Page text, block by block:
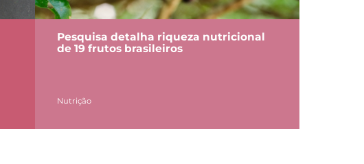
Pesquisa detalha riqueza nutricional
de 19 frutos brasileiros
Nutrição